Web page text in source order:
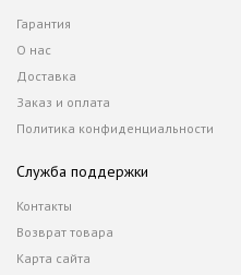
Гарантия
О нас
Доставка
Заказ и оплата
Политика конфиденциальности
Служба поддержки
Контакты
Возврат товара
Карта сайта